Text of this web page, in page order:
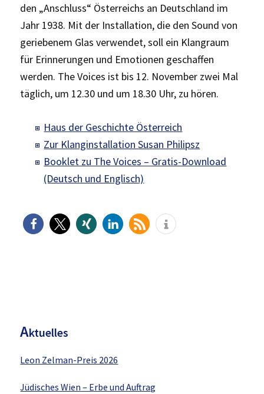
den „Anschluss“ Österreichs an Deutschland im
Jahr 1938. Mit der Installation, die den Sound von
geriebenem Glas verwendet, soll ein Klangraum
für Erinnerungen und Emotionen geschaffen
werden. The Voices ist bis 12. November zwei Mal
täglich, um 12.30 und um 18.30 Uhr, zu hören.
Haus der Geschichte Österreich
Zur Klanginstallation Susan Philipsz
Booklet zu The Voices – Gratis-Download
(Deutsch und Englisch)
Aktuelles
Leon Zelman-Preis 2026
Jüdisches Wien – Erbe und Auftrag